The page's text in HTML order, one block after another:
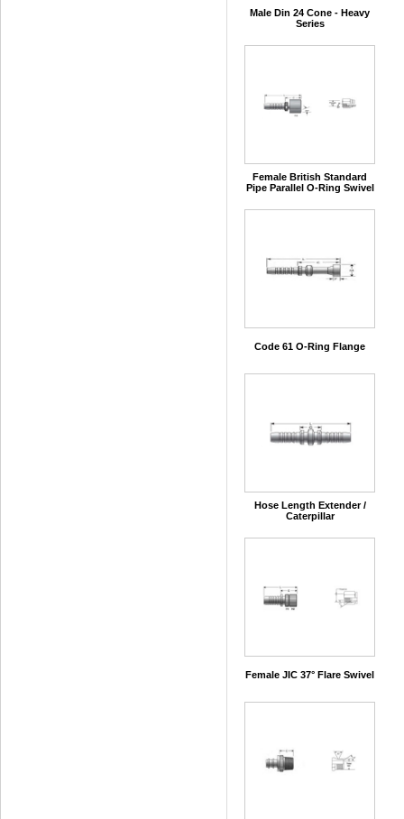
Male Din 24 Cone - Heavy
Series
Female British Standard
Pipe Parallel O-Ring Swivel
Code 61 O-Ring Flange
Hose Length Extender /
Caterpillar
Female JIC 37° Flare Swivel